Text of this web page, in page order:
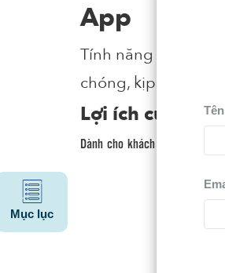
Tên
Mục lục
App
Tính năng tạo yêu
chóng, kịp thời qua
Lợi ích của giải
Dành cho khách hàng